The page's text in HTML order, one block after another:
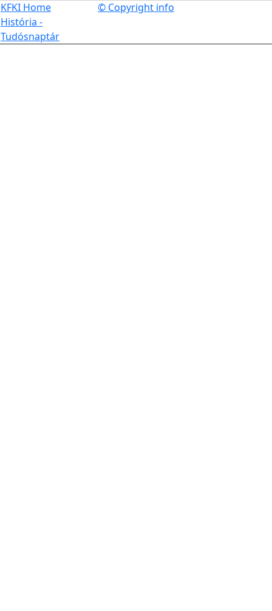
KFKI Home
História -
Tudósnaptár
© Copyright info